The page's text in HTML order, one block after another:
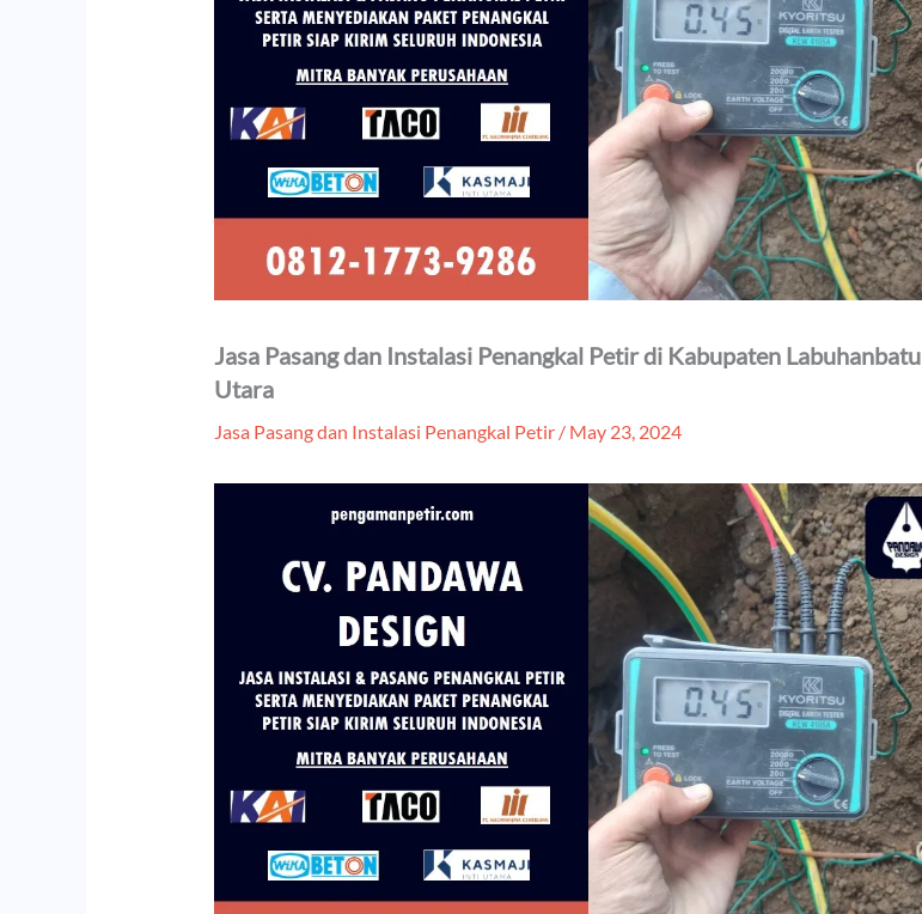
Jasa Pasang dan Instalasi Penangkal Petir di Kabupaten Labuhanbatu
Utara
Jasa Pasang dan Instalasi Penangkal Petir/ May 23, 2024